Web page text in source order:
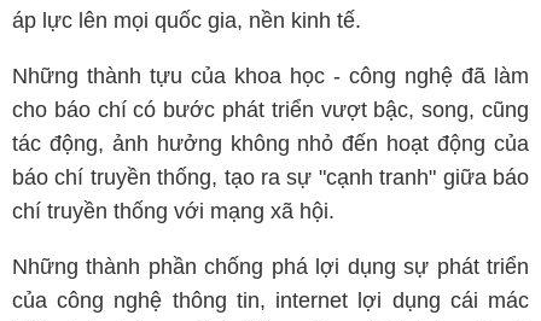
áp lực lên mọi quốc gia, nền kinh tế.
Những thành tựu của khoa học - công nghệ đã làm
cho báo chí có bước phát triển vượt bậc, song, cũng
tác động, ảnh hưởng không nhỏ đến hoạt động của
báo chí truyền thống, tạo ra sự "cạnh tranh" giữa báo
chí truyền thống với mạng xã hội.
Những thành phần chống phá lợi dụng sự phát triển
của công nghệ thông tin, internet lợi dụng cái mác